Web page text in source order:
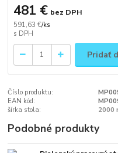
591,63 €/ks
481 € bez DPH
Pridať
Číslo produktu:
EAN kód:
šírka stola:
2000
Podobné produkty